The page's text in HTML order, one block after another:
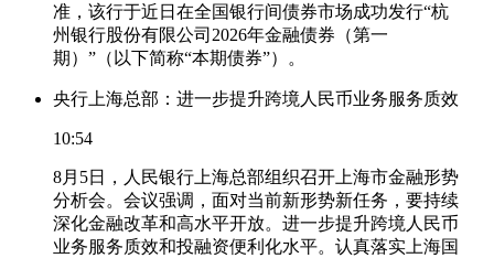
准，该行于近日在全国银行间债券市场成功发行“杭
州银行股份有限公司2026年金融债券（第一
期）”（以下简称“本期债券”）。
央行上海总部：进一步提升跨境人民币业务服务质效
10:54
8月5日，人民银行上海总部组织召开上海市金融形势
分析会。会议强调，面对当前新形势新任务，要持续
深化金融改革和高水平开放。进一步提升跨境人民币
业务服务质效和投融资便利化水平。认真落实上海国